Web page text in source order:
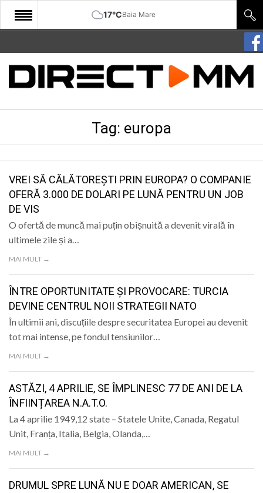
17°CBaia Mare
START
COMUNITATE
SANATATE
SPORT
SPECIAL
Tag: europa
VREI SĂ CĂLĂTOREȘTI PRIN EUROPA? O COMPANIE
OFERĂ 3.000 DE DOLARI PE LUNĂ PENTRU UN JOB
DE VIS
O ofertă de muncă mai puțin obișnuită a devenit virală în
ultimele zile și a…
MAI MULT →
ÎNTRE OPORTUNITATE ȘI PROVOCARE: TURCIA
DEVINE CENTRUL NOII STRATEGII NATO
În ultimii ani, discuțiile despre securitatea Europei au devenit
tot mai intense, pe fondul tensiunilor…
MAI MULT →
ASTĂZI, 4 APRILIE, SE ÎMPLINESC 77 DE ANI DE LA
ÎNFIINȚAREA N.A.T.O.
La 4 aprilie 1949,12 state – Statele Unite, Canada, Regatul
Unit, Franța, Italia, Belgia, Olanda,…
MAI MULT →
DRUMUL SPRE LUNĂ NU E DOAR AMERICAN, SE